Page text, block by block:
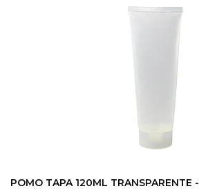
POMO TAPA 120ML TRANSPARENTE -